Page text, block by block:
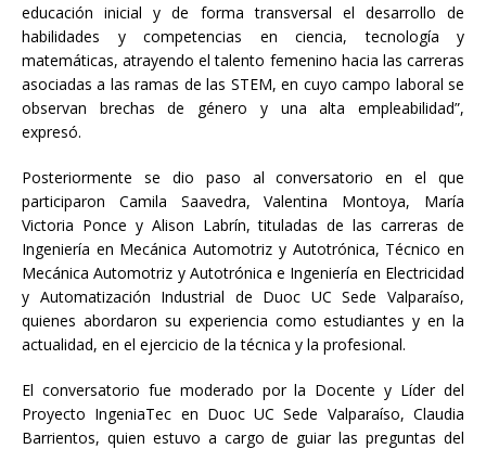
educación inicial y de forma transversal el desarrollo de
habilidades y competencias en ciencia, tecnología y
matemáticas, atrayendo el talento femenino hacia las carreras
asociadas a las ramas de las STEM, en cuyo campo laboral se
observan brechas de género y una alta empleabilidad”,
expresó.
Posteriormente se dio paso al conversatorio en el que
participaron Camila Saavedra, Valentina Montoya, María
Victoria Ponce y Alison Labrín, tituladas de las carreras de
Ingeniería en Mecánica Automotriz y Autotrónica, Técnico en
Mecánica Automotriz y Autotrónica e Ingeniería en Electricidad
y Automatización Industrial de Duoc UC Sede Valparaíso,
quienes abordaron su experiencia como estudiantes y en la
actualidad, en el ejercicio de la técnica y la profesional.
El conversatorio fue moderado por la Docente y Líder del
Proyecto IngeniaTec en Duoc UC Sede Valparaíso, Claudia
Barrientos, quien estuvo a cargo de guiar las preguntas del